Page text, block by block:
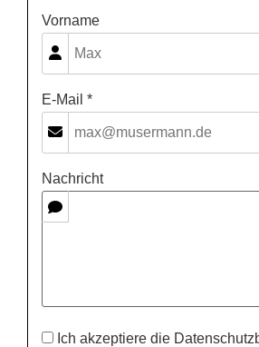
Vorname
E-Mail *
Nachricht
Ich akzeptiere die